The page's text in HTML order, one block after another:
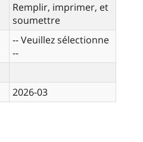
Remplir, imprimer, et
soumettre
-- Veuillez sélectionne
--
2026-03